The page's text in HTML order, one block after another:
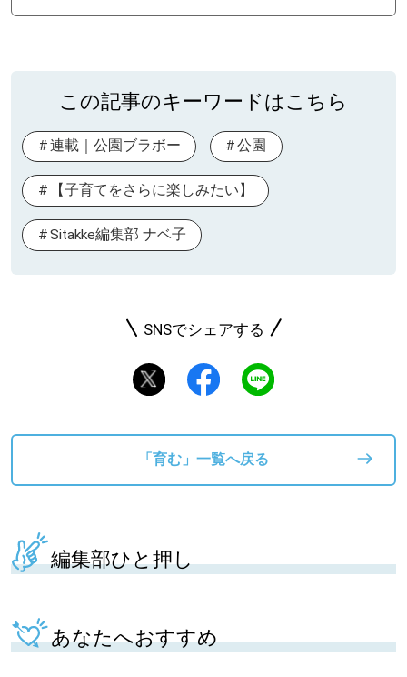
この記事のキーワードはこちら
連載｜公園ブラボー 公園
【子育てをさらに楽しみたい】
Sitakke編集部 ナベ子
SNSでシェアする
「育む」一覧へ戻る
編集部ひと押し
あなたへおすすめ